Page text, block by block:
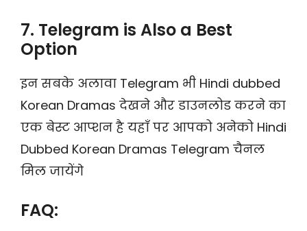
7. Telegram is Also a Best
Option
इन सबके अलावा Telegram भी Hindi dubbed
Korean Dramas देखने और डाउनलोड करने का
एक बेस्ट आप्शन है यहाँ पर आपको अनेको Hindi
Dubbed Korean Dramas Telegram चैनल
मिल जायेंगे
FAQ: